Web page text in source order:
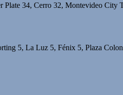
34, Cerro 32, Montevideo City
5, La Luz 5, Fénix 5, Plaza